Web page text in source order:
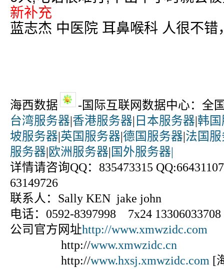
新补充
蓝志杰 中医院 耳鼻喉科 人很不
海西数据
-国际互联网数据中心：全
台湾服务器|香港服务器| 日本服务器|韩
坡服务器|英国服务器|德国服务器|法国
服务器|欧洲服务器|国外服务器|
详情请咨询QQ：835473315
63149726
联系人：Sally KEN jake john
电话：0592-8397998 7x24 13306033708
公司官方网址http://www.xmwzidc.com
http://www.xmwzidc.cn
http://www.hxsj.xmwzidc.com [